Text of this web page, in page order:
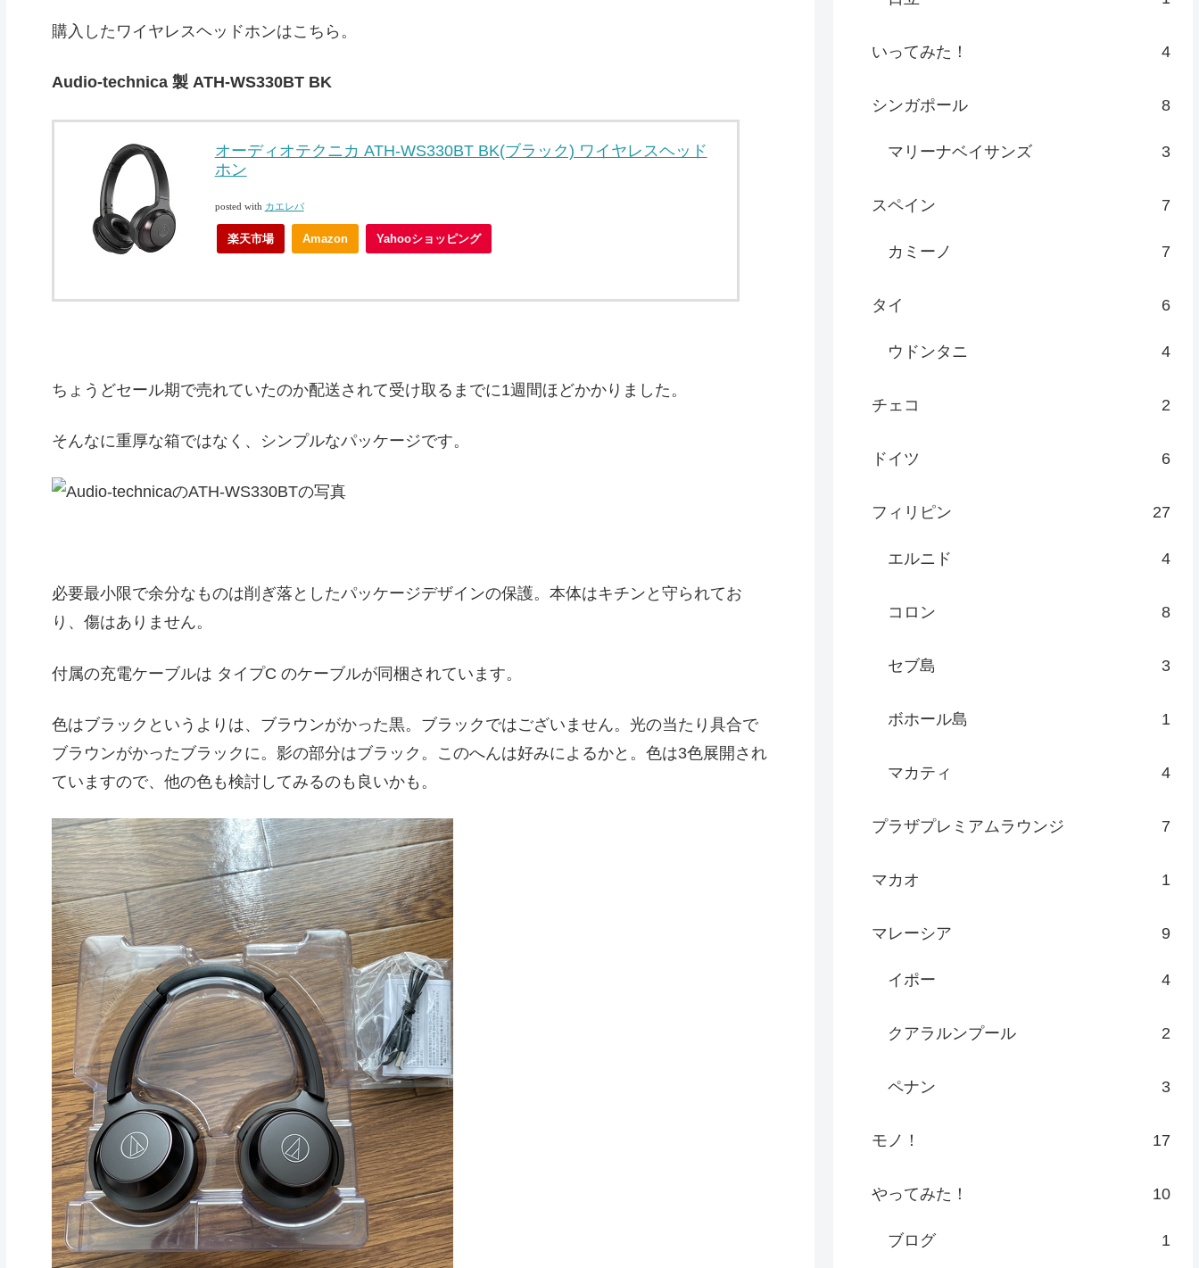
購入したワイヤレスヘッドホンはこちら。
Audio-technica 製 ATH-WS330BT BK
オーディオテクニカ ATH-WS330BT BK(ブラック) ワイヤレスヘッド
ホン
posted with カエレバ
楽天市場 Amazon Yahooショッピング
ちょうどセール期で売れていたのか配送されて受け取るまでに1週間ほどかかりました。
そんなに重厚な箱ではなく、シンプルなパッケージです。
必要最小限で余分なものは削ぎ落としたパッケージデザインの保護。本体はキチンと守られてお
り、傷はありません。
付属の充電ケーブルは タイプC のケーブルが同梱されています。
色はブラックというよりは、ブラウンがかった黒。ブラックではございません。光の当たり具合で
ブラウンがかったブラックに。影の部分はブラック。このへんは好みによるかと。色は3色展開され
ていますので、他の色も検討してみるのも良いかも。
いってみた！ 4
シンガポール 8
マリーナベイサンズ 3
スペイン 7
カミーノ 7
タイ 6
ウドンタニ 4
チェコ 2
ドイツ 6
フィリピン 27
エルニド 4
コロン 8
セブ島 3
ボホール島 1
マカティ 4
プラザプレミアムラウンジ 7
マカオ 1
マレーシア 9
イポー 4
クアラルンプール 2
ペナン 3
モノ！ 17
やってみた！ 10
ブログ 1